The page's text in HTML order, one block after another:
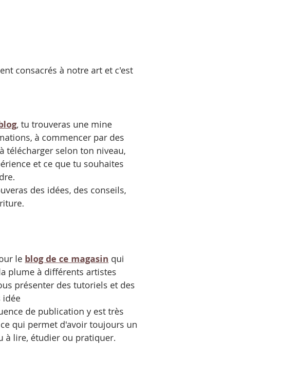
consacrés à notre art et c'est
, tu trouveras une mine
à commencer par des
télécharger selon ton niveau,
et ce que tu souhaites
des idées, des conseils,
le blog de ce magasin qui
plume à différents artistes
présenter des tutoriels et des
idée
de publication y est très
ce qui permet d'avoir toujours un
à lire, étudier ou pratiquer.